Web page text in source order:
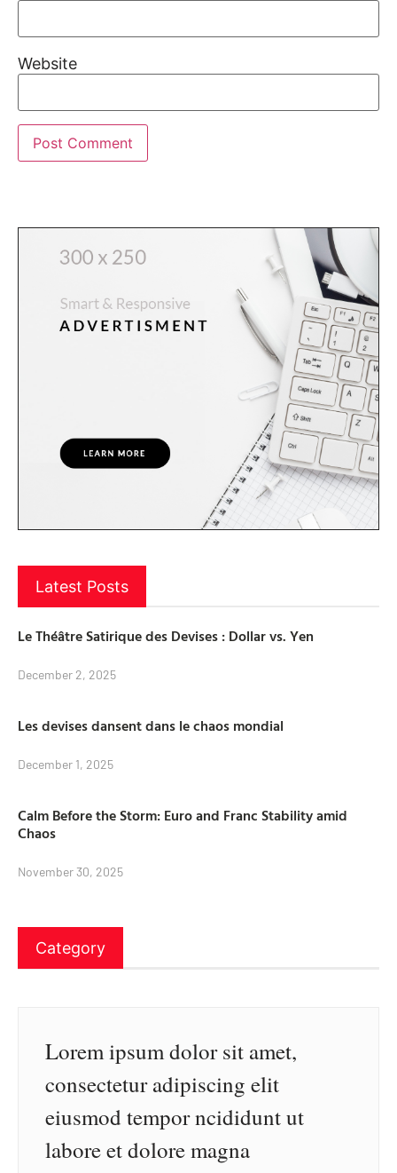
Website
Latest Posts
Le Théâtre Satirique des Devises : Dollar vs. Yen
December 2, 2025
Les devises dansent dans le chaos mondial
December 1, 2025
Calm Before the Storm: Euro and Franc Stability amid
Chaos
November 30, 2025
Category
Lorem ipsum dolor sit amet,
consectetur adipiscing elit
eiusmod tempor ncididunt ut
labore et dolore magna